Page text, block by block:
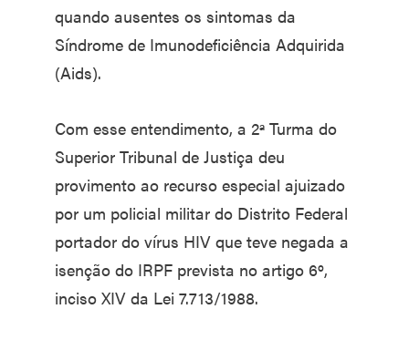
quando ausentes os sintomas da
Síndrome de Imunodeficiência Adquirida
(Aids).
Com esse entendimento, a 2ª Turma do
Superior Tribunal de Justiça deu
provimento ao recurso especial ajuizado
por um policial militar do Distrito Federal
portador do vírus HIV que teve negada a
isenção do IRPF prevista no artigo 6º,
inciso XIV da Lei 7.713/1988.